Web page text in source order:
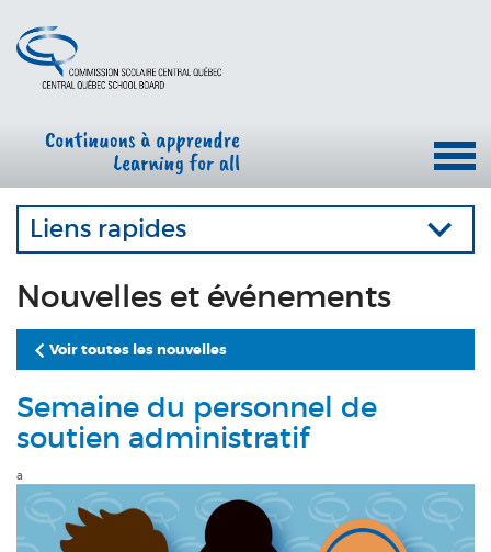
Liens rapides
Nouvelles et événements
Voir toutes les nouvelles
Semaine du personnel de
soutien administratif
a